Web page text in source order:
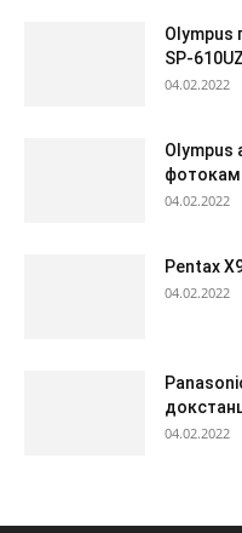
Olympus
SP-
04.02.2022
Olympus
04.02.2022
Pentax
04.02.2022
04.02.2022